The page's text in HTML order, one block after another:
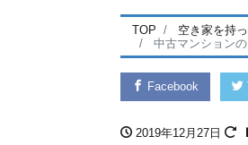
TOP 空き家を持
中古マンション
Facebook
2019年12月27日